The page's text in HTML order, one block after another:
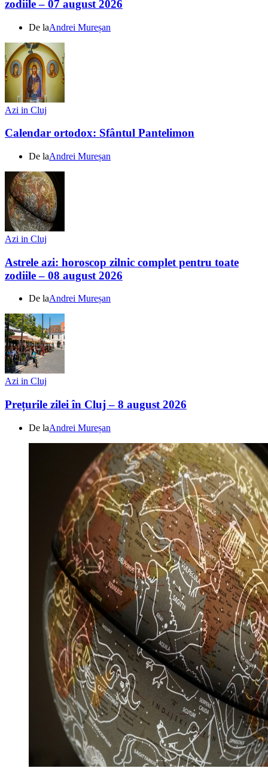
zodiile – 07 august 2026
De laAndrei Mureșan
Azi in Cluj
Calendar ortodox: Sfântul Pantelimon
De laAndrei Mureșan
Azi in Cluj
Astrele azi: horoscop zilnic complet pentru toate
zodiile – 08 august 2026
De laAndrei Mureșan
Azi in Cluj
Prețurile zilei în Cluj – 8 august 2026
De laAndrei Mureșan